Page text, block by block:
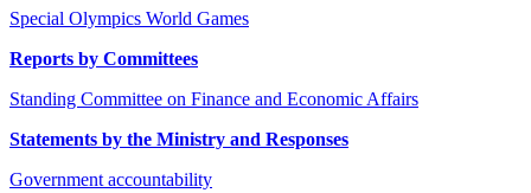
Special Olympics World Games
Reports by Committees
Standing Committee on Finance and Economic Affairs
Statements by the Ministry and Responses
Government accountability